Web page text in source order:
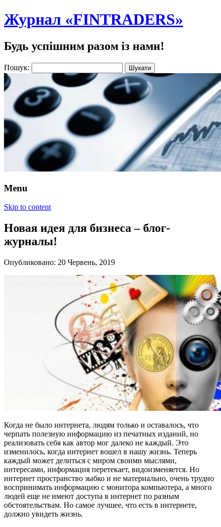
Журнал «FINTRADERS»
Будь успішним разом із нами!
Пошук:
Menu
Skip to content
Новая идея для бизнеса – блог-
журналы!
Опубликовано: 20 Червень, 2019
Когда не было интернета, людям только и оставалось, что
черпать полезную информацию из печатных изданий, но
реализовать себя как автор мог далеко не каждый. Это
изменилось, когда интернет вошел в нашу жизнь. Теперь
каждый может делиться с миром своими мыслями,
интересами, информация перетекает, видоизменяется. Но
интернет пространство зыбко и не материально, очень трудно
воспринимать информацию с монитора компьютера, а много
людей еще не имеют доступа в интернет по разным
обстоятельствам. Но самое лучшее, что есть в интернете,
должно увидеть жизнь.